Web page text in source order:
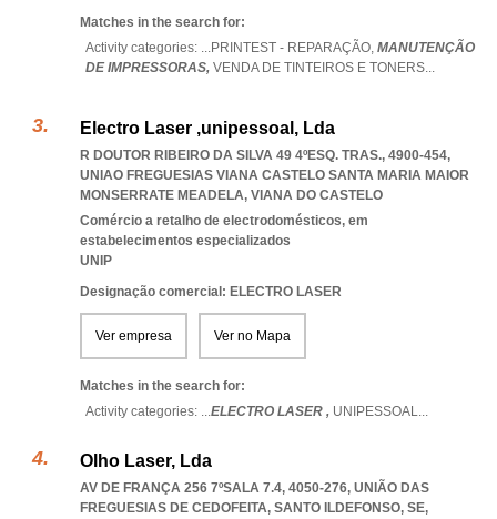
Matches in the search for:
Activity categories: ...PRINTEST - REPARAÇÃO, MANUTENÇÃO
DE IMPRESSORAS, VENDA DE TINTEIROS E TONERS...
Electro Laser ,unipessoal, Lda
R DOUTOR RIBEIRO DA SILVA 49 4ºESQ. TRAS., 4900-454,
UNIAO FREGUESIAS VIANA CASTELO SANTA MARIA MAIOR
MONSERRATE MEADELA, VIANA DO CASTELO
Comércio a retalho de electrodomésticos, em
estabelecimentos especializados
UNIP
Designação comercial: ELECTRO LASER
Ver empresa Ver no Mapa
Matches in the search for:
Activity categories: ...ELECTRO LASER , UNIPESSOAL...
Olho Laser, Lda
AV DE FRANÇA 256 7ºSALA 7.4, 4050-276, UNIÃO DAS
FREGUESIAS DE CEDOFEITA, SANTO ILDEFONSO, SE,